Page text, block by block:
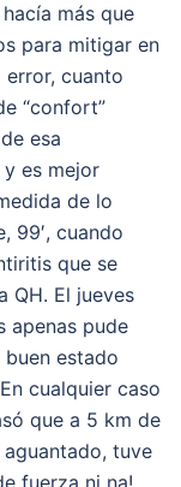
más que
para mitigar en
cuanto
“confort”
esa
es mejor
de lo
99′, cuando
que se
QH. El jueves
apenas pude
estado
cualquier caso
que a 5 km de
tuve